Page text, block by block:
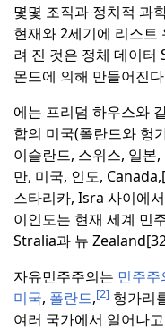
몇몇 조직과 정치적 과
현재와 2세기에 리스트
려 진 것은 정체 데이터
몬드에 의해 만들어진
에는 프리덤 하우스와
합의 미국(폴란드와 헝
이슬란드, 스위스, 일본
만, 미국, 인도,
스타리카, Isra 사이에
이인도는 현재 세계 민
Stralia과 뉴
자유민주주의는 민주주
미국, 폴란드,[2] 헝가리
여러 국가에서 일어나